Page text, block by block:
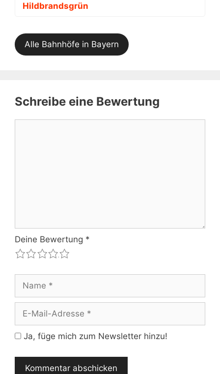
Hildbrandsgrün
Alle Bahnhöfe in Bayern
Schreibe eine Bewertung
Deine Bewertung *
4
3
2
1
Name
Adresse
Ja, füge mich zum Newsletter hinzu!